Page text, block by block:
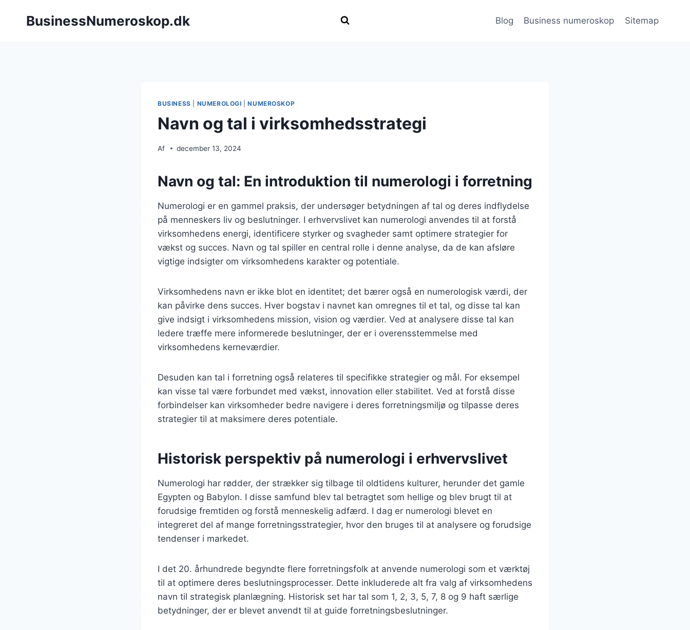
BusinessNumeroskop.dk Blog Business numeroskop Sitemap
BUSINESS NUMEROLOGI |NUMEROSKOP
Navn og tal i virksomhedsstrategi
Af december 13, 2024
Navn og tal: En introduktion til numerologi i forretning
Numerologi er en gammel praksis, der undersøger betydningen af tal og deres indflydelse
på menneskers liv og beslutninger. I erhvervslivet kan numerologi anvendes til at forstå
virksomhedens energi, identificere styrker og svagheder samt optimere strategier for
vækst og succes. Navn og tal spiller en central rolle i denne analyse, da de kan afsløre
vigtige indsigter om virksomhedens karakter og potentiale.
Virksomhedens navn er ikke blot en identitet; det bærer også en numerologisk værdi, der
kan påvirke dens succes. Hver bogstav i navnet kan omregnes til et tal, og disse tal kan
give indsigt i virksomhedens mission, vision og værdier. Ved at analysere disse tal kan
ledere træffe mere informerede beslutninger, der er i overensstemmelse med
virksomhedens kerneværdier.
Desuden kan tal i forretning også relateres til specifikke strategier og mål. For eksempel
kan visse tal være forbundet med vækst, innovation eller stabilitet. Ved at forstå disse
forbindelser kan virksomheder bedre navigere i deres forretningsmiljø og tilpasse deres
strategier til at maksimere deres potentiale.
Historisk perspektiv på numerologi i erhvervslivet
Numerologi har rødder, der strækker sig tilbage til oldtidens kulturer, herunder det gamle
Egypten og Babylon. I disse samfund blev tal betragtet som hellige og blev brugt til at
forudsige fremtiden og forstå menneskelig adfærd. I dag er numerologi blevet en
integreret del af mange forretningsstrategier, hvor den bruges til at analysere og forudsige
tendenser i markedet.
I det 20. århundrede begyndte flere forretningsfolk at anvende numerologi som et værktøj
til at optimere deres beslutningsprocesser. Dette inkluderede alt fra valg af virksomhedens
navn til strategisk planlægning. Historisk set har tal som 1, 2, 3, 5, 7, 8 og 9 haft særlige
betydninger, der er blevet anvendt til at guide forretningsbeslutninger.